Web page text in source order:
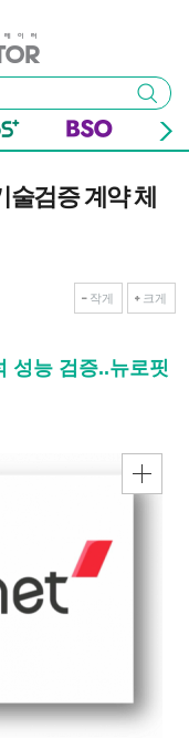
검색
술검증 계약 체
작게 크게
성능 검증..뉴로핏